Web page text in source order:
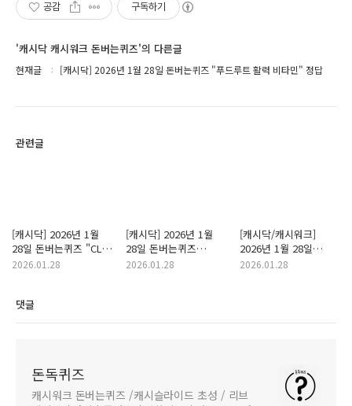
공감 구독하기
'캐시닥 캐시워크 돈버는퀴즈'의 다른글
현재글 [캐시닥] 2026년 1월 28일 돈버는퀴즈 "푸드루트 활력 비타민" 정답
관련글
[캐시닥] 2026년 1월
28일 돈버는퀴즈 "CLA
클라 올인원 듀얼클린
2026.01.28
[캐시닥] 2026년 1월
28일 돈버는퀴즈
"소비자24" 정답
2026.01.28
[캐시닥/캐시워크]
2026년 1월 28일
돈버는퀴즈 "소휘ㅠ"
2026.01.28
댓글
돈독퀴즈
캐시워크 돈버는퀴즈 /캐시슬라이드 초성 / 리브